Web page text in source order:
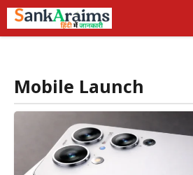
Skip
to
Mobile Launch